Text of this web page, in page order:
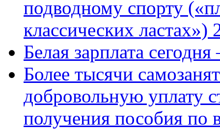
подводному спорту
классических ластах»)
Белая зарплата
Более тысячи
добровольную уплату
получения пособия по